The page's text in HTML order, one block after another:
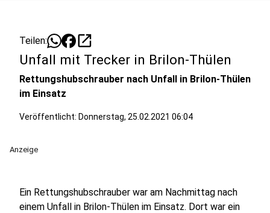
Teilen: open_in_new
Unfall mit Trecker in Brilon-Thülen
Rettungshubschrauber nach Unfall in Brilon-Thülen
im Einsatz
Veröffentlicht: Donnerstag, 25.02.2021 06:04
Anzeige
Ein Rettungshubschrauber war am Nachmittag nach
einem Unfall in Brilon-Thülen im Einsatz. Dort war ein